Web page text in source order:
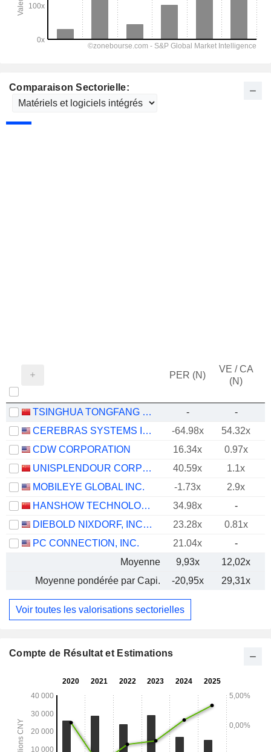
Comparaison Sectorielle:
PER (N)
VE / CA
(N)
TSINGHUA TONGFANG CO., LTD. -
-
CEREBRAS SYSTEMS INC.
-64.98x 54.32x
CDW CORPORATION
16.34x 0.97x
UNISPLENDOUR CORPORATION LIMITED
40.59x
1.1x
MOBILEYE GLOBAL INC.
-1.73x 2.9x
HANSHOW TECHNOLOGY CO., LTD.
34.98x
-
DIEBOLD NIXDORF, INCORPORATED
23.28x
0.81x
PC CONNECTION, INC.
21.04x
-
Moyenne
9,93x 12,02x
Moyenne pondérée par Capi.
-20,95x 29,31x
Voir toutes les valorisations sectorielles
Compte de Résultat et Estimations